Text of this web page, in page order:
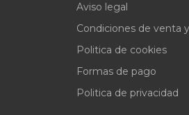
Aviso legal
Condiciones de venta
Politica de cookies
Formas de pago
Politica de privacidad